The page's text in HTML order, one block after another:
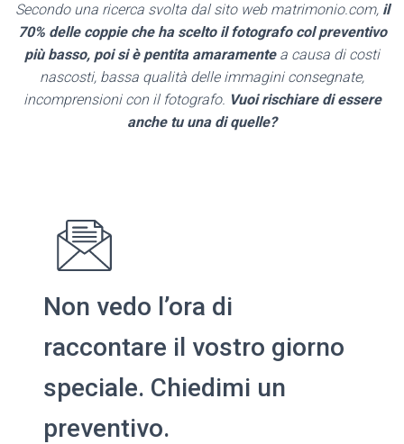
Secondo una ricerca svolta dal sito web matrimonio.com, il
70% delle coppie che ha scelto il fotografo col preventivo
più basso, poi si è pentita amaramentea causa di costi
nascosti, bassa qualità delle immagini consegnate,
incomprensioni con il fotografo. Vuoi rischiare di essere
anche tu una di quelle?
Non vedo l’ora di
raccontare il vostro giorno
speciale. Chiedimi un
preventivo.